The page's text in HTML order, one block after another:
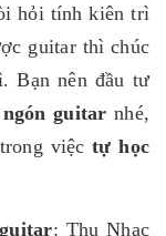
hỏi tính kiên trì
guitar thì chúc
Bạn nên đầu tư
guitar nhé,
việc tự học
: Thu Nhạc